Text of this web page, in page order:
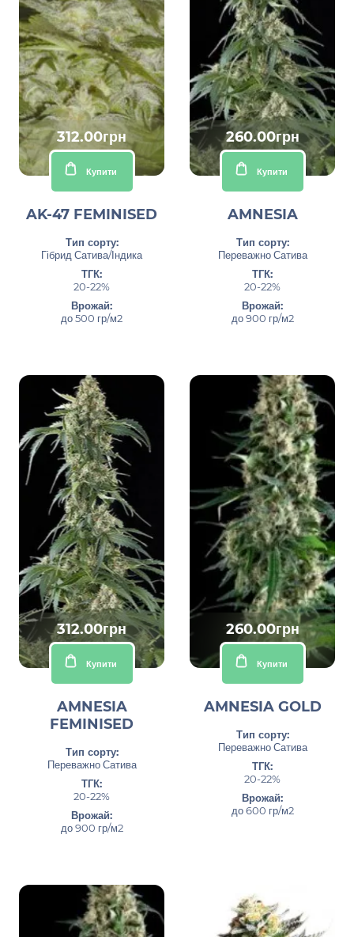
312.00грн
Купити
AK-47 FEMINISED
Тип сорту:
Гібрид Сатива/Індика
ТГК:
20-22%
Врожай:
до 500 гр/м2
260.00грн
Купити
AMNESIA
Тип сорту:
Переважно Сатива
ТГК:
20-22%
Врожай:
до 900 гр/м2
312.00грн
Купити
AMNESIA
FEMINISED
Тип сорту:
Переважно Сатива
ТГК:
20-22%
Врожай:
до 900 гр/м2
260.00грн
Купити
AMNESIA GOLD
Тип сорту:
Переважно Сатива
ТГК:
20-22%
Врожай:
до 600 гр/м2